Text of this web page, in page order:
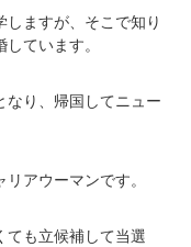
ますが、そこで知り
ています。
なり、帰国してニュー
アウーマンです。
ても立候補して当選